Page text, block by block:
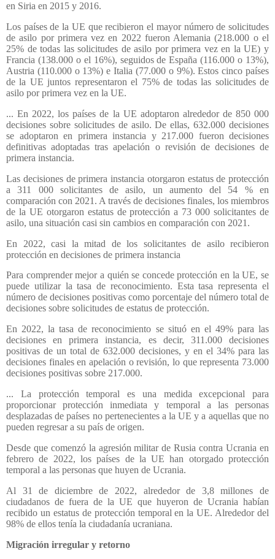
en Siria en 2015 y 2016.
Los países de la UE que recibieron el mayor número de solicitudes
de asilo por primera vez en 2022 fueron Alemania (218.000 o el
25% de todas las solicitudes de asilo por primera vez en la UE) y
Francia (138.000 o el 16%), seguidos de España (116.000 o 13%),
Austria (110.000 o 13%) e Italia (77.000 o 9%). Estos cinco países
de la UE juntos representaron el 75% de todas las solicitudes de
asilo por primera vez en la UE.
... En 2022, los países de la UE adoptaron alrededor de 850 000
decisiones sobre solicitudes de asilo. De ellas, 632.000 decisiones
se adoptaron en primera instancia y 217.000 fueron decisiones
definitivas adoptadas tras apelación o revisión de decisiones de
primera instancia.
Las decisiones de primera instancia otorgaron estatus de protección
a 311 000 solicitantes de asilo, un aumento del 54 % en
comparación con 2021. A través de decisiones finales, los miembros
de la UE otorgaron estatus de protección a 73 000 solicitantes de
asilo, una situación casi sin cambios en comparación con 2021.
En 2022, casi la mitad de los solicitantes de asilo recibieron
protección en decisiones de primera instancia
Para comprender mejor a quién se concede protección en la UE, se
puede utilizar la tasa de reconocimiento. Esta tasa representa el
número de decisiones positivas como porcentaje del número total de
decisiones sobre solicitudes de estatus de protección.
En 2022, la tasa de reconocimiento se situó en el 49% para las
decisiones en primera instancia, es decir, 311.000 decisiones
positivas de un total de 632.000 decisiones, y en el 34% para las
decisiones finales en apelación o revisión, lo que representa 73.000
decisiones positivas sobre 217.000.
... La protección temporal es una medida excepcional para
proporcionar protección inmediata y temporal a las personas
desplazadas de países no pertenecientes a la UE y a aquellas que no
pueden regresar a su país de origen.
Desde que comenzó la agresión militar de Rusia contra Ucrania en
febrero de 2022, los países de la UE han otorgado protección
temporal a las personas que huyen de Ucrania.
Al 31 de diciembre de 2022, alrededor de 3,8 millones de
ciudadanos de fuera de la UE que huyeron de Ucrania habían
recibido un estatus de protección temporal en la UE. Alrededor del
98% de ellos tenía la ciudadanía ucraniana.
Migración irregular y retorno